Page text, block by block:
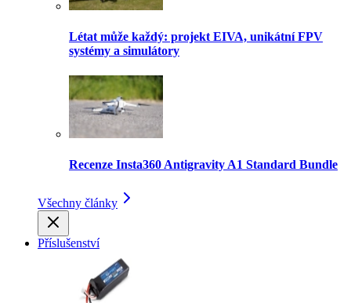
Létat může každý: projekt EIVA, unikátní FPV
systémy a simulátory
Recenze Insta360 Antigravity A1 Standard Bundle
Všechny články
Příslušenství